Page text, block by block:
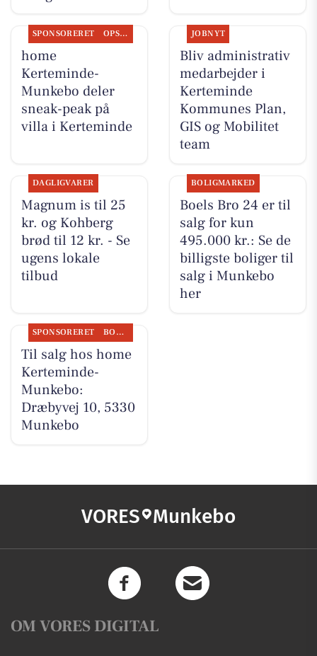
SPONSORERET OPSLAGSTAVLEN
home
Kerteminde-
Munkebo deler
sneak-peak på
villa i Kerteminde
JOBNYT
Bliv administrativ
medarbejder i
Kerteminde
Kommunes Plan,
GIS og Mobilitet
team
DAGLIGVARER
Magnum is til 25
kr. og Kohberg
brød til 12 kr. - Se
ugens lokale
tilbud
BOLIGMARKED
Boels Bro 24 er til
salg for kun
495.000 kr.: Se de
billigste boliger til
salg i Munkebo
her
SPONSORERET BOLIGMARKED
Til salg hos home
Kerteminde-
Munkebo:
Dræbyvej 10, 5330
Munkebo
VORES Munkebo
OM VORES DIGITAL